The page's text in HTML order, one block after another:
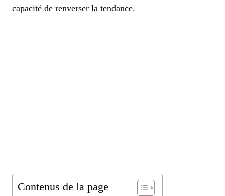
capacité de renverser la tendance.
Contenus de la page